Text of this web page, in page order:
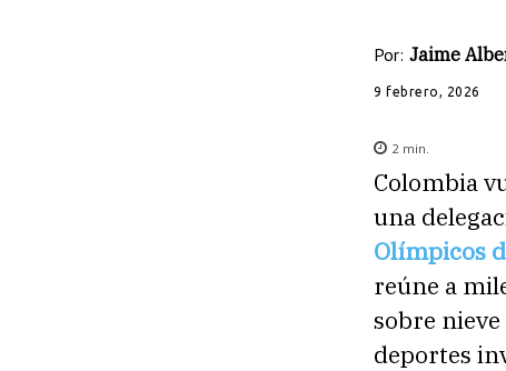
Por: Jaime
9 febrero, 2026
2 min.
Colombia
una
Olímpicos
reúne a
sobre
deportes